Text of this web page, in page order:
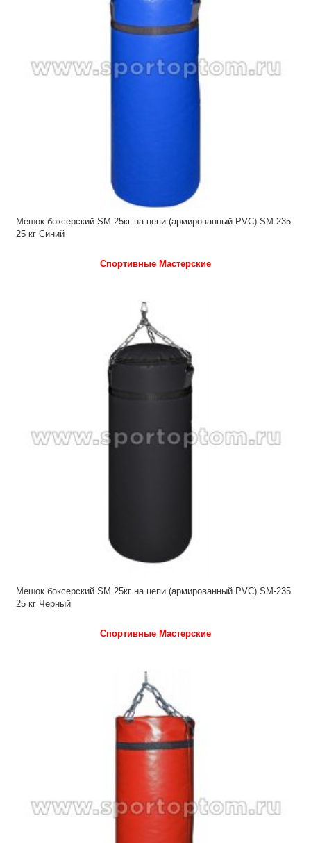
Мешок боксерский SM 25кг на цепи (армированный PVC) SM-235
25 кг Синий
Спортивные Мастерские
Мешок боксерский SM 25кг на цепи (армированный PVC) SM-235
25 кг Черный
Спортивные Мастерские